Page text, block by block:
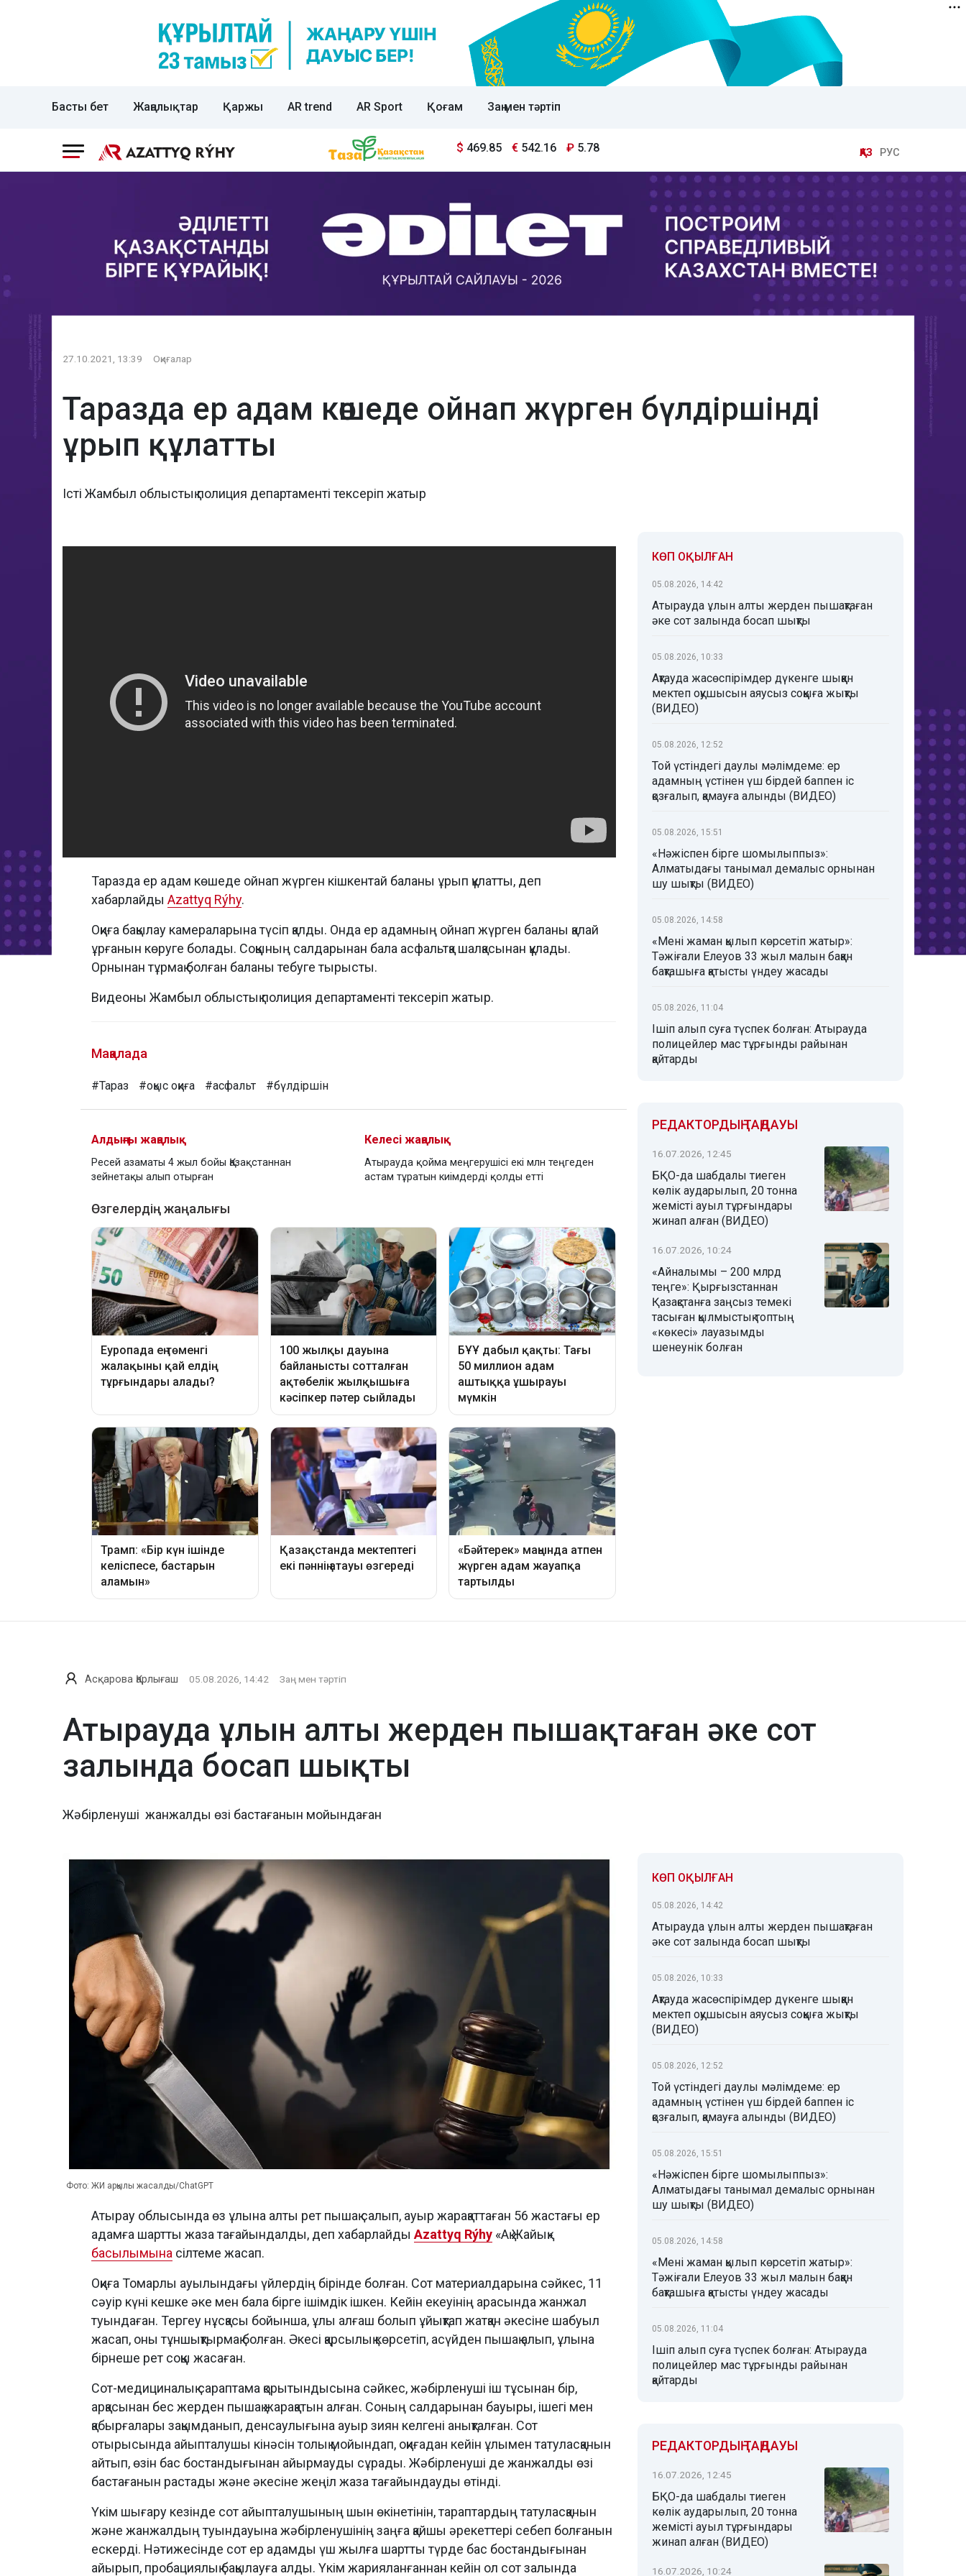
Басты бет Жаңалықтар Қаржы AR trend AR Sport Қоғам Заң мен тәртіп
$ 469.85 € 542.16 ₽ 5.78 ҚАЗ РУС
27.10.2021, 13:39 Оқиғалар
Таразда ер адам көшеде ойнап жүрген бүлдіршінді
ұрып құлатты
Істі Жамбыл облыстық полиция департаменті тексеріп жатыр
Таразда ер адам көшеде ойнап жүрген кішкентай баланы ұрып құлатты, деп
хабарлайды Azattyq Rýhy.
Оқиға бақылау камераларына түсіп қалды. Онда ер адамның ойнап жүрген баланы қалай
ұрғанын көруге болады. Соққының салдарынан бала асфальтқа шалқасынан құлады.
Орнынан тұрмақ болған баланы тебуге тырысты.
Видеоны Жамбыл облыстық полиция департаменті тексеріп жатыр.
Мақалада
#Тараз #оқыс оқиға #асфальт #бүлдіршін
Алдыңғы жаңалық
Ресей азаматы 4 жыл бойы Қазақстаннан
зейнетақы алып отырған
Келесі жаңалық
Атырауда қойма меңгерушісі екі млн теңгеден
астам тұратын киімдерді қолды етті
КӨП ОҚЫЛҒАН
05.08.2026, 14:42
Атырауда ұлын алты жерден пышақтаған
әке сот залында босап шықты
05.08.2026, 10:33
Ақтауда жасөспірімдер дүкенге шыққан
мектеп оқушысын аяусыз соққыға жықты
(ВИДЕО)
05.08.2026, 12:52
Той үстіндегі даулы мәлімдеме: ер
адамның үстінен үш бірдей баппен іс
қозғалып, қамауға алынды (ВИДЕО)
05.08.2026, 15:51
«Нәжіспен бірге шомылыппыз»:
Алматыдағы танымал демалыс орнынан
шу шықты (ВИДЕО)
05.08.2026, 14:58
«Мені жаман қылып көрсетіп жатыр»:
Тәжіғали Елеуов 33 жыл малын баққан
бақташыға қатысты үндеу жасады
05.08.2026, 11:04
Ішіп алып суға түспек болған: Атырауда
полицейлер мас тұрғынды райынан
қайтарды
РЕДАКТОРДЫҢ ТАҢДАУЫ
16.07.2026, 12:45
БҚО-да шабдалы тиеген
көлік аударылып, 20 тонна
жемісті ауыл тұрғындары
жинап алған (ВИДЕО)
16.07.2026, 10:24
«Айналымы – 200 млрд
теңге»: Қырғызстаннан
Қазақстанға заңсыз темекі
тасыған қылмыстық топтың
«көкесі» лауазымды
шенеунік болған
Асқарова Қарлығаш 05.08.2026, 14:42 Заң мен тәртіп
Атырауда ұлын алты жерден пышақтаған әке сот
залында босап шықты
Жәбірленуші жанжалды өзі бастағанын мойындаған
Фото: ЖИ арқылы жасалды/ChatGPT
Атырау облысында өз ұлына алты рет пышақ салып, ауыр жарақаттаған 56 жастағы ер
адамға шартты жаза тағайындалды, деп хабарлайдыAzattyq Rýhy «Ақ Жайық»
басылымына сілтеме жасап.
Оқиға Томарлы ауылындағы үйлердің бірінде болған. Сот материалдарына сәйкес, 11
сәуір күні кешке әке мен бала бірге ішімдік ішкен. Кейін екеуінің арасында жанжал
туындаған. Тергеу нұсқасы бойынша, ұлы алғаш болып ұйықтап жатқан әкесіне шабуыл
жасап, оны тұншықтырмақ болған. Әкесі қарсылық көрсетіп, асүйден пышақ алып, ұлына
бірнеше рет соққы жасаған.
Сот-медициналық сараптама қорытындысына сәйкес, жәбірленуші іш тұсынан бір,
арқасынан бес жерден пышақ жарақатын алған. Соның салдарынан бауыры, ішегі мен
қабырғалары зақымданып, денсаулығына ауыр зиян келгені анықталған. Сот
отырысында айыпталушы кінәсін толық мойындап, оқиғадан кейін ұлымен татуласқанын
айтып, өзін бас бостандығынан айырмауды сұрады. Жәбірленуші де жанжалды өзі
бастағанын растады және әкесіне жеңіл жаза тағайындауды өтінді.
Үкім шығару кезінде сот айыпталушының шын өкінетінін, тараптардың татуласқанын
және жанжалдың туындауына жәбірленушінің заңға қайшы әрекеттері себеп болғанын
ескерді. Нәтижесінде сот ер адамды үш жылға шартты түрде бас бостандығынан
айырып, пробациялық бақылауға алды. Үкім жарияланғаннан кейін ол сот залында
КӨП ОҚЫЛҒАН
05.08.2026, 14:42
Атырауда ұлын алты жерден пышақтаған
әке сот залында босап шықты
05.08.2026, 10:33
Ақтауда жасөспірімдер дүкенге шыққан
мектеп оқушысын аяусыз соққыға жықты
(ВИДЕО)
05.08.2026, 12:52
Той үстіндегі даулы мәлімдеме: ер
адамның үстінен үш бірдей баппен іс
қозғалып, қамауға алынды (ВИДЕО)
05.08.2026, 15:51
«Нәжіспен бірге шомылыппыз»:
Алматыдағы танымал демалыс орнынан
шу шықты (ВИДЕО)
05.08.2026, 14:58
«Мені жаман қылып көрсетіп жатыр»:
Тәжіғали Елеуов 33 жыл малын баққан
бақташыға қатысты үндеу жасады
05.08.2026, 11:04
Ішіп алып суға түспек болған: Атырауда
полицейлер мас тұрғынды райынан
қайтарды
РЕДАКТОРДЫҢ ТАҢДАУЫ
16.07.2026, 12:45
БҚО-да шабдалы тиеген
көлік аударылып, 20 тонна
жемісті ауыл тұрғындары
жинап алған (ВИДЕО)
16.07.2026, 10:24